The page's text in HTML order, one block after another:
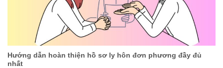
Hướng dẫn hoàn thiện hồ sơ ly hôn đơn phương đầy đủ
nhất